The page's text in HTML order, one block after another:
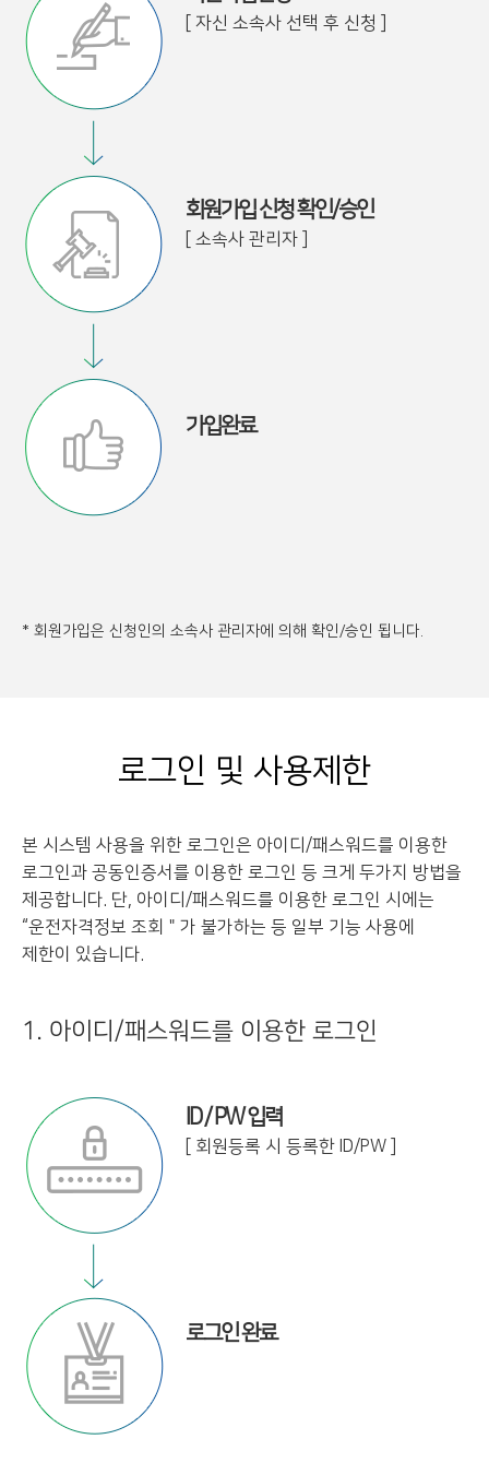
[ 자신 소속사 선택 후 신청 ]
회원가입 신청 확인/승인
[ 소속사 관리자 ]
가입완료
* 회원가입은 신청인의 소속사 관리자에 의해 확인/승인 됩니다.
로그인 및 사용제한
본 시스템 사용을 위한 로그인은 아이디/패스워드를 이용한
로그인과 공동인증서를 이용한 로그인 등 크게 두가지 방법을
제공합니다. 단, 아이디/패스워드를 이용한 로그인 시에는
“운전자격정보 조회＂가 불가하는 등 일부 기능 사용에
제한이 있습니다.
1. 아이디/패스워드를 이용한 로그인
ID / PW 입력
[ 회원등록 시 등록한 ID/PW ]
로그인 완료